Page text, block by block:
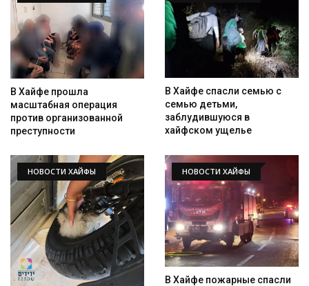
В Хайфе прошла
масштабная операция
против организованной
преступности
В Хайфе спасли семью с
семью детьми,
заблудившуюся в
хайфском ущелье
НОВОСТИ ХАЙФЫ НОВОСТИ ХАЙФЫ
В Хайфе пожарные спасли